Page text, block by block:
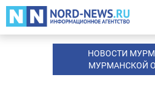
НОВОСТИ
МУРМАНСКОЙ